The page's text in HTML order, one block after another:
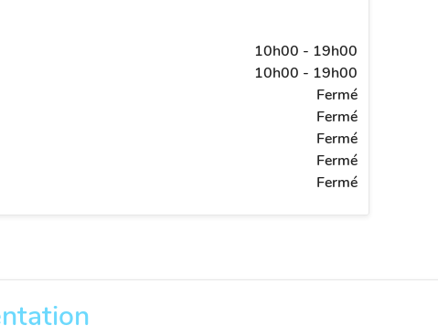
10h00 - 19h00
10h00 - 19h00
Fermé
Fermé
Fermé
Fermé
Fermé